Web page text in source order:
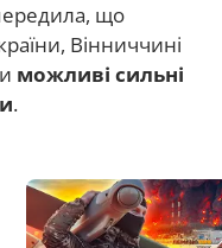
що
Вінниччині
можливі сильні
.